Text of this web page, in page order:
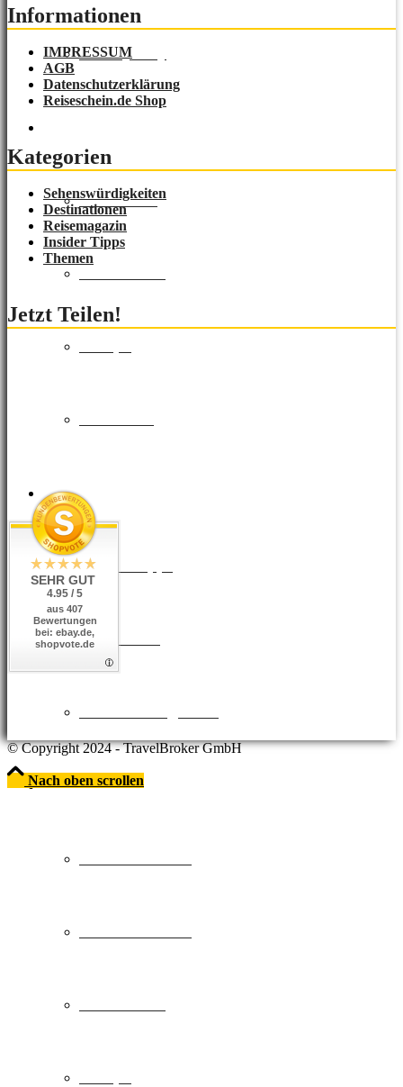
Luxury Stay
Lost Places
Reisemagazin
Insider Tipps
Reisetrends
>> REISESCHEIN.DE
Informationen
IMPRESSUM
AGB
Datenschutzerklärung
Reiseschein.de Shop
Kategorien
Sehenswürdigkeiten
Destinationen
Reisemagazin
Insider Tipps
Themen
Jetzt Teilen!
SEHR GUT
4.95 / 5
aus 407
Bewertungen
bei: ebay.de,
shopvote.de
© Copyright 2024 - TravelBroker GmbH
Nach oben scrollen